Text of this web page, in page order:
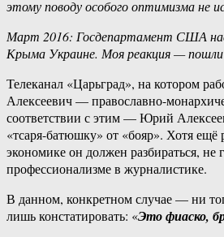
этому поводу особого оптимизма не
Март 2016: Госдепартамент США
Крыма Украине. Моя реакция —
Телеканал «Царьград», на котором
Алексеевич — православно-
соответствии с этим — Юрий
«тсаря-батюшку» от «бояр». Хотя ещё
экономике он должен разбираться, не
профессионализме в журналистике.
В данном, конкретном случае — ни
лишь констатировать: «Это фиаско,